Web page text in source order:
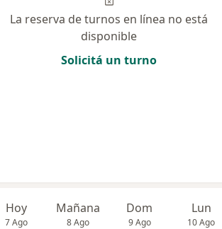
La reserva de turnos en línea no está
disponible
Solicitá un turno
Hoy
7 Ago
Mañana
8 Ago
Dom
9 Ago
Lun
10 Ago